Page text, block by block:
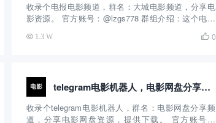
收录个电报电影频道，群名：大城电影频道，分享电
影资源。 官方账号：@lzgs778 群组介绍：这个电报
电影群创建的时间不长，算是一个比较新的电影群，
虽然是新群，但是内容还是挺丰富的，更新的速度很
1.3 W  0
telegram电影机器人，电影网盘分享频道
收录个telegram电影机器人，群名：电影网盘分享频
道，分享电影网盘资源，提供下载。 官方账号：